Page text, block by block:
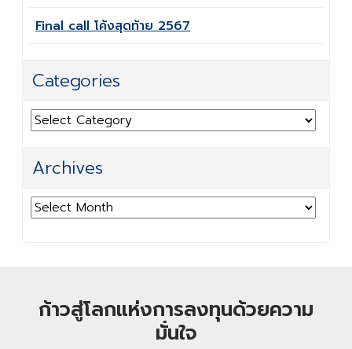
Final call โค้งสุดท้าย 2567
Categories
Categories
Archives
Archives
ก้าวสู่โลกแห่งการลงทุนด้วยความ
มั่นใจ